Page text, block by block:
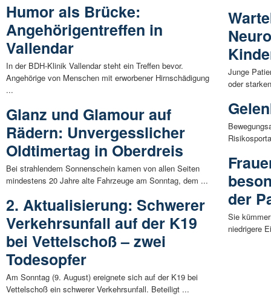
Humor als Brücke:
Angehörigentreffen in
Vallendar
In der BDH-Klinik Vallendar steht ein Treffen bevor.
Angehörige von Menschen mit erworbener Hirnschädigung
...
Glanz und Glamour auf
Rädern: Unvergesslicher
Oldtimertag in Oberdreis
Bei strahlendem Sonnenschein kamen von allen Seiten
mindestens 20 Jahre alte Fahrzeuge am Sonntag, dem ...
2. Aktualisierung: Schwerer
Verkehrsunfall auf der K19
bei Vettelschoß – zwei
Todesopfer
Am Sonntag (9. August) ereignete sich auf der K19 bei
Vettelschoß ein schwerer Verkehrsunfall. Beteiligt ...
Junge
oder
der
Sie
niedrigere